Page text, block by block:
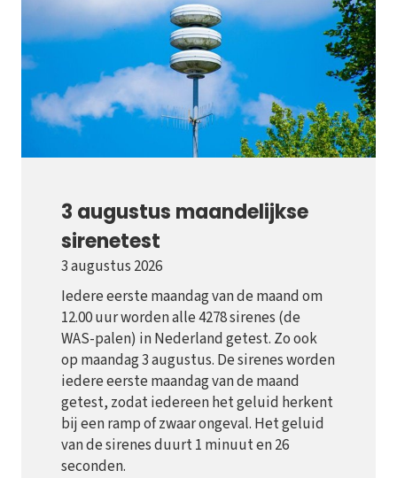
3 augustus maandelijkse
sirenetest
3 augustus 2026
Iedere eerste maandag van de maand om
12.00 uur worden alle 4278 sirenes (de
WAS-palen) in Nederland getest. Zo ook
op maandag 3 augustus. De sirenes worden
iedere eerste maandag van de maand
getest, zodat iedereen het geluid herkent
bij een ramp of zwaar ongeval. Het geluid
van de sirenes duurt 1 minuut en 26
seconden.